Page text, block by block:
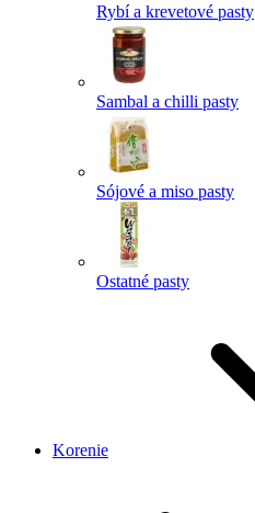
Rybí a krevetové pasty
Sambal a chilli pasty
Sójové a miso pasty
Ostatné pasty
Korenie